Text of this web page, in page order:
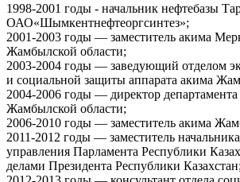
1998-2001 годы - начальник нефтебазы
ОАО«Шымкентнефтеоргсинтез»;
2001-2003 годы — заместитель акима
Жамбылской области;
2003-2004 годы — заведующий отделом
и социальной защиты аппарата акима
2004-2006 годы — директор
Жамбылской области;
2006-2010 годы — заместитель акима
2011-2012 годы — заместитель
управления Парламента Республики
делами Президента Республики Казахстан;